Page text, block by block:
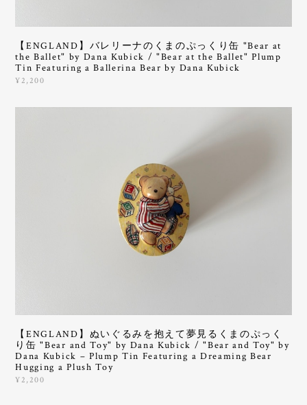
【ENGLAND】バレリーナのくまのぷっくり缶 "Bear at
the Ballet" by Dana Kubick / "Bear at the Ballet" Plump
Tin Featuring a Ballerina Bear by Dana Kubick
¥2,200
【ENGLAND】ぬいぐるみを抱えて夢見るくまのぷっく
り缶 "Bear and Toy" by Dana Kubick / "Bear and Toy" by
Dana Kubick – Plump Tin Featuring a Dreaming Bear
Hugging a Plush Toy
¥2,200